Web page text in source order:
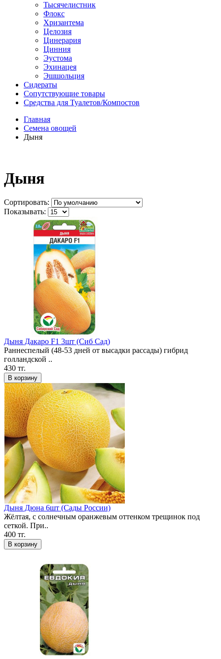
Тысячелистник
Флокс
Хризантема
Целозия
Цинерария
Цинния
Эустома
Эхинацея
Эшшольция
Сидераты
Сопутствующие товары
Средства для Туалетов/Компостов
Главная
Семена овощей
Дыня
Дыня
Сортировать:
Показывать:
Дыня Дакаро F1 3шт (Сиб Сад)
Раннеспелый (48-53 дней от высадки рассады) гибрид
голландской ..
430 тг.
В корзину
Дыня Дюна 6шт (Сады России)
Жёлтая, с солнечным оранжевым оттенком трещинок под
сеткой. При..
400 тг.
В корзину